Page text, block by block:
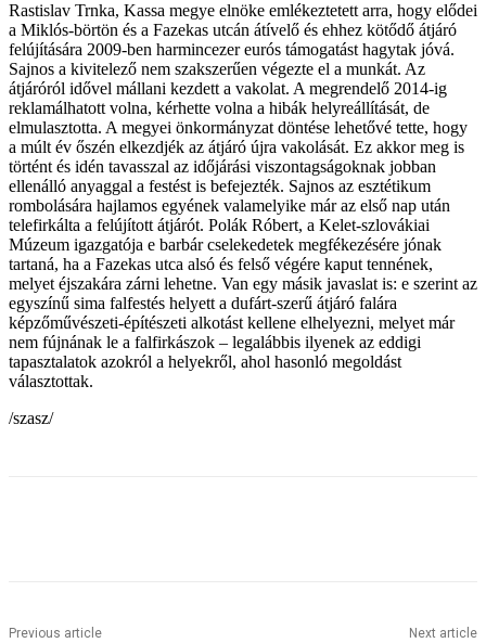
Rastislav Trnka, Kassa megye elnöke emlékeztetett arra, hogy elődei
a Miklós-börtön és a Fazekas utcán átívelő és ehhez kötődő átjáró
felújítására 2009-ben harmincezer eurós támogatást hagytak jóvá.
Sajnos a kivitelező nem szakszerűen végezte el a munkát. Az
átjáróról idővel mállani kezdett a vakolat. A megrendelő 2014-ig
reklamálhatott volna, kérhette volna a hibák helyreállítását, de
elmulasztotta. A megyei önkormányzat döntése lehetővé tette, hogy
a múlt év őszén elkezdjék az átjáró újra vakolását. Ez akkor meg is
történt és idén tavasszal az időjárási viszontagságoknak jobban
ellenálló anyaggal a festést is befejezték. Sajnos az esztétikum
rombolására hajlamos egyének valamelyike már az első nap után
telefirkálta a felújított átjárót. Polák Róbert, a Kelet-szlovákiai
Múzeum igazgatója e barbár cselekedetek megfékezésére jónak
tartaná, ha a Fazekas utca alsó és felső végére kaput tennének,
melyet éjszakára zárni lehetne. Van egy másik javaslat is: e szerint az
egyszínű sima falfestés helyett a dufárt-szerű átjáró falára
képzőművészeti-építészeti alkotást kellene elhelyezni, melyet már
nem fújnának le a falfirkászok – legalábbis ilyenek az eddigi
tapasztalatok azokról a helyekről, ahol hasonló megoldást
választottak.
/szasz/
Previous article Next article